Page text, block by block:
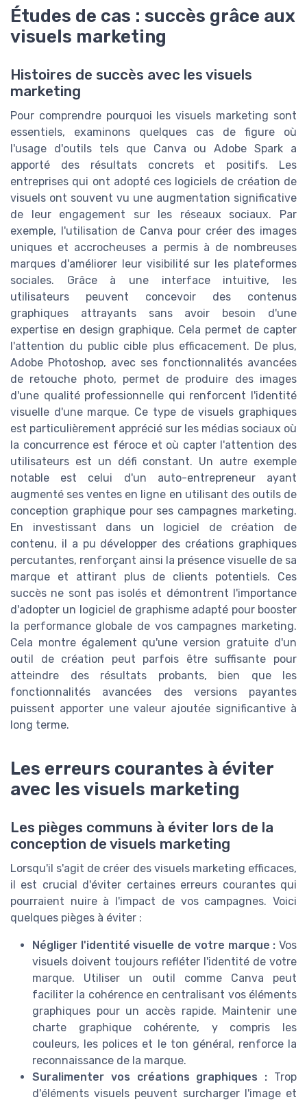
Études de cas : succès grâce aux
visuels marketing
Histoires de succès avec les visuels
marketing
Pour comprendre pourquoi les visuels marketing sont
essentiels, examinons quelques cas de figure où
l'usage d'outils tels que Canva ou Adobe Spark a
apporté des résultats concrets et positifs. Les
entreprises qui ont adopté ces logiciels de création de
visuels ont souvent vu une augmentation significative
de leur engagement sur les réseaux sociaux. Par
exemple, l'utilisation de Canva pour créer des images
uniques et accrocheuses a permis à de nombreuses
marques d'améliorer leur visibilité sur les plateformes
sociales. Grâce à une interface intuitive, les
utilisateurs peuvent concevoir des contenus
graphiques attrayants sans avoir besoin d'une
expertise en design graphique. Cela permet de capter
l'attention du public cible plus efficacement. De plus,
Adobe Photoshop, avec ses fonctionnalités avancées
de retouche photo, permet de produire des images
d'une qualité professionnelle qui renforcent l'identité
visuelle d'une marque. Ce type de visuels graphiques
est particulièrement apprécié sur les médias sociaux où
la concurrence est féroce et où capter l'attention des
utilisateurs est un défi constant. Un autre exemple
notable est celui d'un auto-entrepreneur ayant
augmenté ses ventes en ligne en utilisant des outils de
conception graphique pour ses campagnes marketing.
En investissant dans un logiciel de création de
contenu, il a pu développer des créations graphiques
percutantes, renforçant ainsi la présence visuelle de sa
marque et attirant plus de clients potentiels. Ces
succès ne sont pas isolés et démontrent l'importance
d'adopter un logiciel de graphisme adapté pour booster
la performance globale de vos campagnes marketing.
Cela montre également qu'une version gratuite d'un
outil de création peut parfois être suffisante pour
atteindre des résultats probants, bien que les
fonctionnalités avancées des versions payantes
puissent apporter une valeur ajoutée significantive à
long terme.
Les erreurs courantes à éviter
avec les visuels marketing
Les pièges communs à éviter lors de la
conception de visuels marketing
Lorsqu'il s'agit de créer des visuels marketing efficaces,
il est crucial d'éviter certaines erreurs courantes qui
pourraient nuire à l'impact de vos campagnes. Voici
quelques pièges à éviter :
Négliger l'identité visuelle de votre marque : Vos
visuels doivent toujours refléter l'identité de votre
marque. Utiliser un outil comme Canva peut
faciliter la cohérence en centralisant vos éléments
graphiques pour un accès rapide. Maintenir une
charte graphique cohérente, y compris les
couleurs, les polices et le ton général, renforce la
reconnaissance de la marque.
Suralimenter vos créations graphiques : Trop
d'éléments visuels peuvent surcharger l'image et